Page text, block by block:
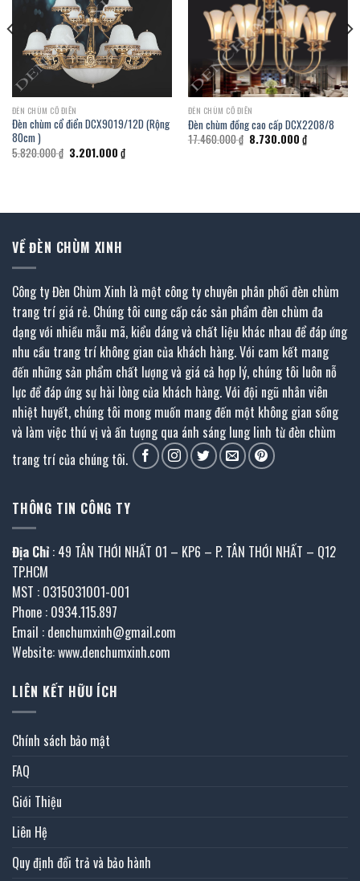
ĐÈN CHÙM CỔ ĐIỂN
Đèn chùm cổ điển DCX9019/12D (Rộng
80cm )
5.820.000₫ Giá
gốc
3.201.000 ₫Giá
hiện
ĐÈN CHÙM CỔ ĐIỂN
Đèn chùm đồng cao cấp DCX2208/8
17.460.000₫ Giá
gốc
8.730.000 ₫Giá
hiện
VỀ ĐÈN CHÙM XINH
Công ty Đèn Chùm Xinh là một công ty chuyên phân phối đèn chùm
trang trí giá rẻ. Chúng tôi cung cấp các sản phẩm đèn chùm đa
dạng với nhiều mẫu mã, kiểu dáng và chất liệu khác nhau để đáp ứng
nhu cầu trang trí không gian của khách hàng. Với cam kết mang
đến những sản phẩm chất lượng và giá cả hợp lý, chúng tôi luôn nỗ
lực để đáp ứng sự hài lòng của khách hàng. Với đội ngũ nhân viên
nhiệt huyết, chúng tôi mong muốn mang đến một không gian sống
và làm việc thú vị và ấn tượng qua ánh sáng lung linh từ đèn chùm
trang trí của chúng tôi.
THÔNG TIN CÔNG TY
Địa Chỉ : 49 TÂN THỚI NHẤT 01 – KP6 – P. TÂN THỚI NHẤT – Q12
TP.HCM
MST : 0315031001-001
Phone : 0934.115.897
Email : denchumxinh@gmail.com
Website: www.denchumxinh.com
LIÊN KẾT HỮU ÍCH
Chính sách bảo mật
FAQ
Giới Thiệu
Liên Hệ
Quy định đổi trả và bảo hành